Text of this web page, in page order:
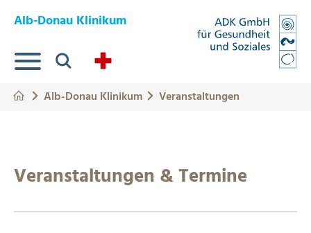
Alb-Donau Klinikum
Suche
Alb-Donau Klinikum Veranstaltungen
Veranstaltungen & Termine